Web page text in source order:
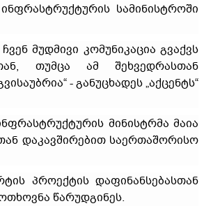
სამინისტროში
მუდმივი კომუნიკაცია გვაქვს
თუმცა ამ შეხვედრასთან
- განუცხადეს „აქცენტს“
მინისტრმა მაია
დაკავშირებით საერთაშორისო
პროექტის დაფინანსებასთან
წარუდგინეს.